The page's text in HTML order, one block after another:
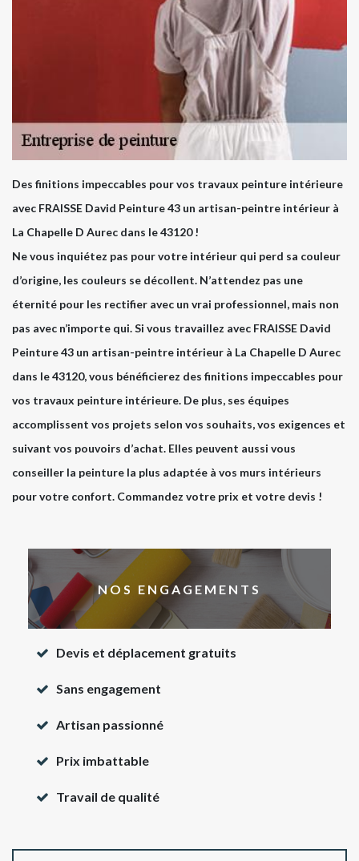
Des finitions impeccables pour vos travaux peinture intérieure
avec FRAISSE David Peinture 43 un artisan-peintre intérieur à
La Chapelle D Aurec dans le 43120 !
Ne vous inquiétez pas pour votre intérieur qui perd sa couleur
d’origine, les couleurs se décollent. N’attendez pas une
éternité pour les rectifier avec un vrai professionnel, mais non
pas avec n’importe qui. Si vous travaillez avec FRAISSE David
Peinture 43 un artisan-peintre intérieur à La Chapelle D Aurec
dans le 43120, vous bénéficierez des finitions impeccables pour
vos travaux peinture intérieure. De plus, ses équipes
accomplissent vos projets selon vos souhaits, vos exigences et
suivant vos pouvoirs d’achat. Elles peuvent aussi vous
conseiller la peinture la plus adaptée à vos murs intérieurs
pour votre confort. Commandez votre prix et votre devis !
NOS ENGAGEMENTS
Devis et déplacement gratuits
Sans engagement
Artisan passionné
Prix imbattable
Travail de qualité